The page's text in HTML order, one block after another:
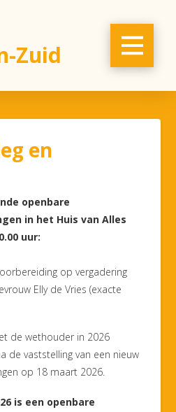
Zuid
en
openbare
in het Huis van Alles
uur:
op vergadering
Elly de Vries (exacte
de wethouder in 2026
de vaststelling van een nieuw
op 18 maart 2026.
is een openbare